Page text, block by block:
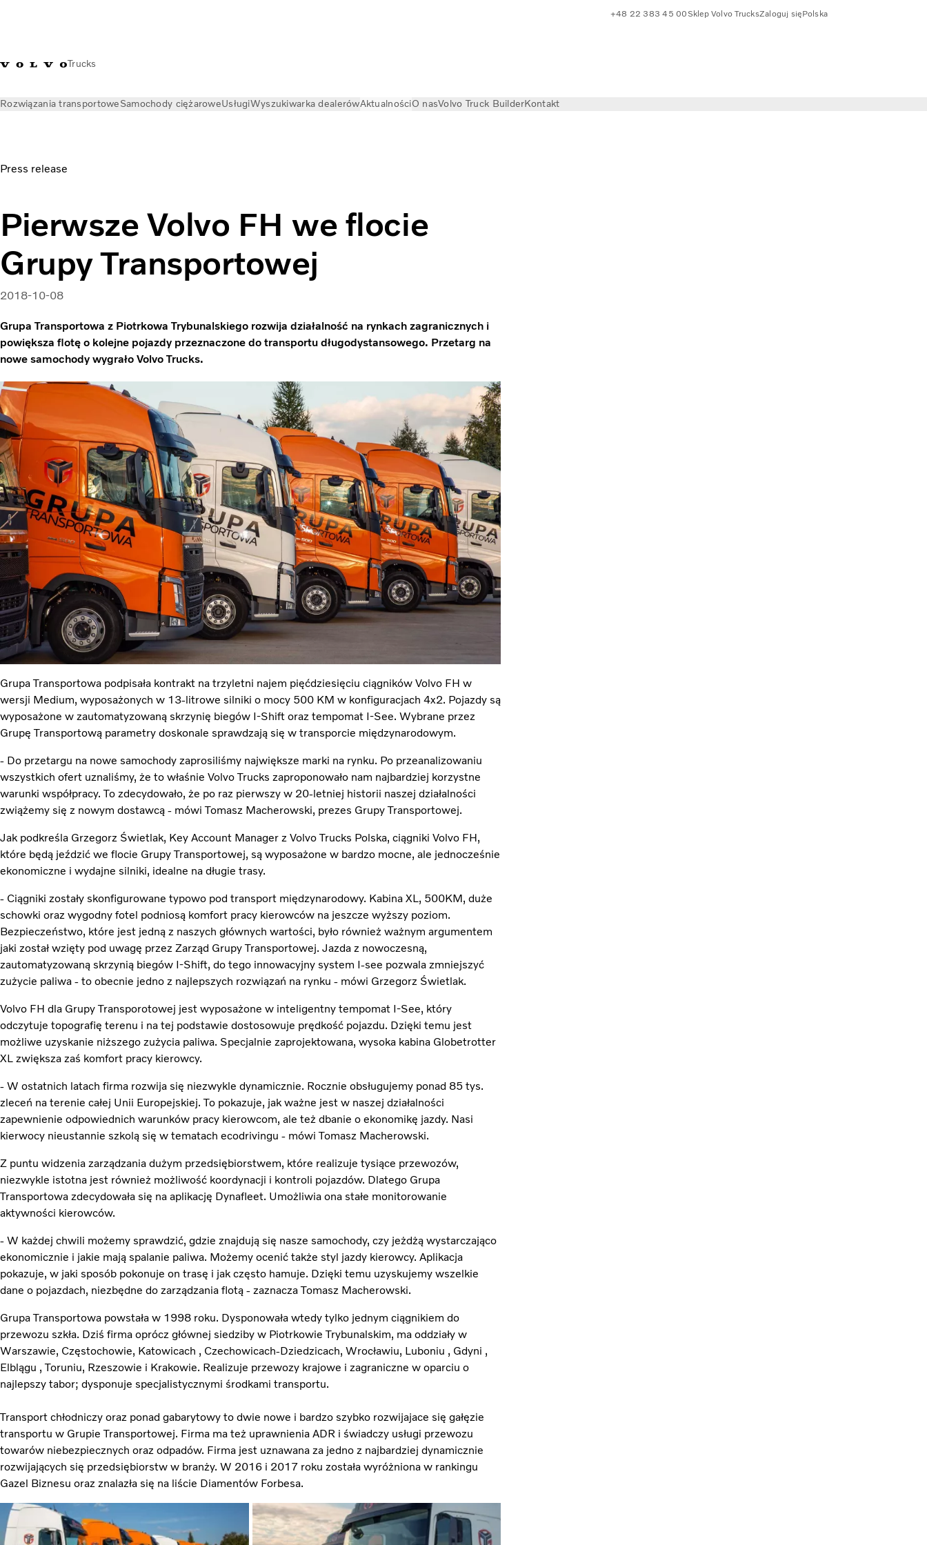
Trucks
+48 22 383 45 00 Sklep Volvo TrucksZaloguj sięPolska
Rozwiązania transportoweSamochody ciężaroweUsługiWyszukiwarka dealerówAktualnościO nasVolvo Truck BuilderKontakt
Press release
Pierwsze Volvo FH we flocie
Grupy Transportowej
2018-10-08
Grupa Transportowa z Piotrkowa Trybunalskiego rozwija działalność na rynkach zagranicznych i
powiększa flotę o kolejne pojazdy przeznaczone do transportu długodystansowego. Przetarg na
nowe samochody wygrało Volvo Trucks.
Grupa Transportowa podpisała kontrakt na trzyletni najem pięćdziesięciu ciągników Volvo FH w
wersji Medium, wyposażonych w 13-litrowe silniki o mocy 500 KM w konfiguracjach 4x2. Pojazdy są
wyposażone w zautomatyzowaną skrzynię biegów I-Shift oraz tempomat I-See. Wybrane przez
Grupę Transportową parametry doskonale sprawdzają się w transporcie międzynarodowym.
- Do przetargu na nowe samochody zaprosiliśmy największe marki na rynku. Po przeanalizowaniu
wszystkich ofert uznaliśmy, że to właśnie Volvo Trucks zaproponowało nam najbardziej korzystne
warunki współpracy. To zdecydowało, że po raz pierwszy w 20-letniej historii naszej działalności
zwiążemy się z nowym dostawcą - mówi Tomasz Macherowski, prezes Grupy Transportowej.
Jak podkreśla Grzegorz Świetlak, Key Account Manager z Volvo Trucks Polska, ciągniki Volvo FH,
które będą jeździć we flocie Grupy Transportowej, są wyposażone w bardzo mocne, ale jednocześnie
ekonomiczne i wydajne silniki, idealne na długie trasy.
- Ciągniki zostały skonfigurowane typowo pod transport międzynarodowy. Kabina XL, 500KM, duże
schowki oraz wygodny fotel podniosą komfort pracy kierowców na jeszcze wyższy poziom.
Bezpieczeństwo, które jest jedną z naszych głównych wartości, było również ważnym argumentem
jaki został wzięty pod uwagę przez Zarząd Grupy Transportowej. Jazda z nowoczesną,
zautomatyzowaną skrzynią biegów I-Shift, do tego innowacyjny system I-see pozwala zmniejszyć
zużycie paliwa - to obecnie jedno z najlepszych rozwiązań na rynku - mówi Grzegorz Świetlak.
Volvo FH dla Grupy Transporotowej jest wyposażone w inteligentny tempomat I-See, który
odczytuje topografię terenu i na tej podstawie dostosowuje prędkość pojazdu. Dzięki temu jest
możliwe uzyskanie niższego zużycia paliwa. Specjalnie zaprojektowana, wysoka kabina Globetrotter
XL zwiększa zaś komfort pracy kierowcy.
- W ostatnich latach firma rozwija się niezwykle dynamicznie. Rocznie obsługujemy ponad 85 tys.
zleceń na terenie całej Unii Europejskiej. To pokazuje, jak ważne jest w naszej działalności
zapewnienie odpowiednich warunków pracy kierowcom, ale też dbanie o ekonomikę jazdy. Nasi
kierwocy nieustannie szkolą się w tematach ecodrivingu - mówi Tomasz Macherowski.
Z puntu widzenia zarządzania dużym przedsiębiorstwem, które realizuje tysiące przewozów,
niezwykle istotna jest również możliwość koordynacji i kontroli pojazdów. Dlatego Grupa
Transportowa zdecydowała się na aplikację Dynafleet. Umożliwia ona stałe monitorowanie
aktywności kierowców.
- W każdej chwili możemy sprawdzić, gdzie znajdują się nasze samochody, czy jeżdżą wystarczająco
ekonomicznie i jakie mają spalanie paliwa. Możemy ocenić także styl jazdy kierowcy. Aplikacja
pokazuje, w jaki sposób pokonuje on trasę i jak często hamuje. Dzięki temu uzyskujemy wszelkie
dane o pojazdach, niezbędne do zarządzania flotą - zaznacza Tomasz Macherowski.
Grupa Transportowa powstała w 1998 roku. Dysponowała wtedy tylko jednym ciągnikiem do
przewozu szkła. Dziś firma oprócz głównej siedziby w Piotrkowie Trybunalskim, ma oddziały w
Warszawie, Częstochowie, Katowicach , Czechowicach-Dziedzicach, Wrocławiu, Luboniu , Gdyni ,
Elblągu , Toruniu, Rzeszowie i Krakowie. Realizuje przewozy krajowe i zagraniczne w oparciu o
najlepszy tabor; dysponuje specjalistycznymi środkami transportu.
Transport chłodniczy oraz ponad gabarytowy to dwie nowe i bardzo szybko rozwijajace się gałęzie
transportu w Grupie Transportowej. Firma ma też uprawnienia ADR i świadczy usługi przewozu
towarów niebezpiecznych oraz odpadów. Firma jest uznawana za jedno z najbardziej dynamicznie
rozwijających się przedsiębiorstw w branży. W 2016 i 2017 roku została wyróżniona w rankingu
Gazel Biznesu oraz znalazła się na liście Diamentów Forbesa.